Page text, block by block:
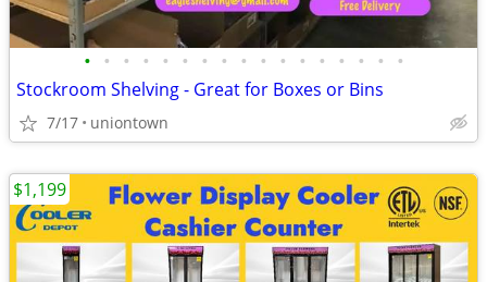
• • • • • • • • • • • • • • • • •
Stockroom Shelving - Great for Boxes or Bins
7/17 uniontown
$1,199